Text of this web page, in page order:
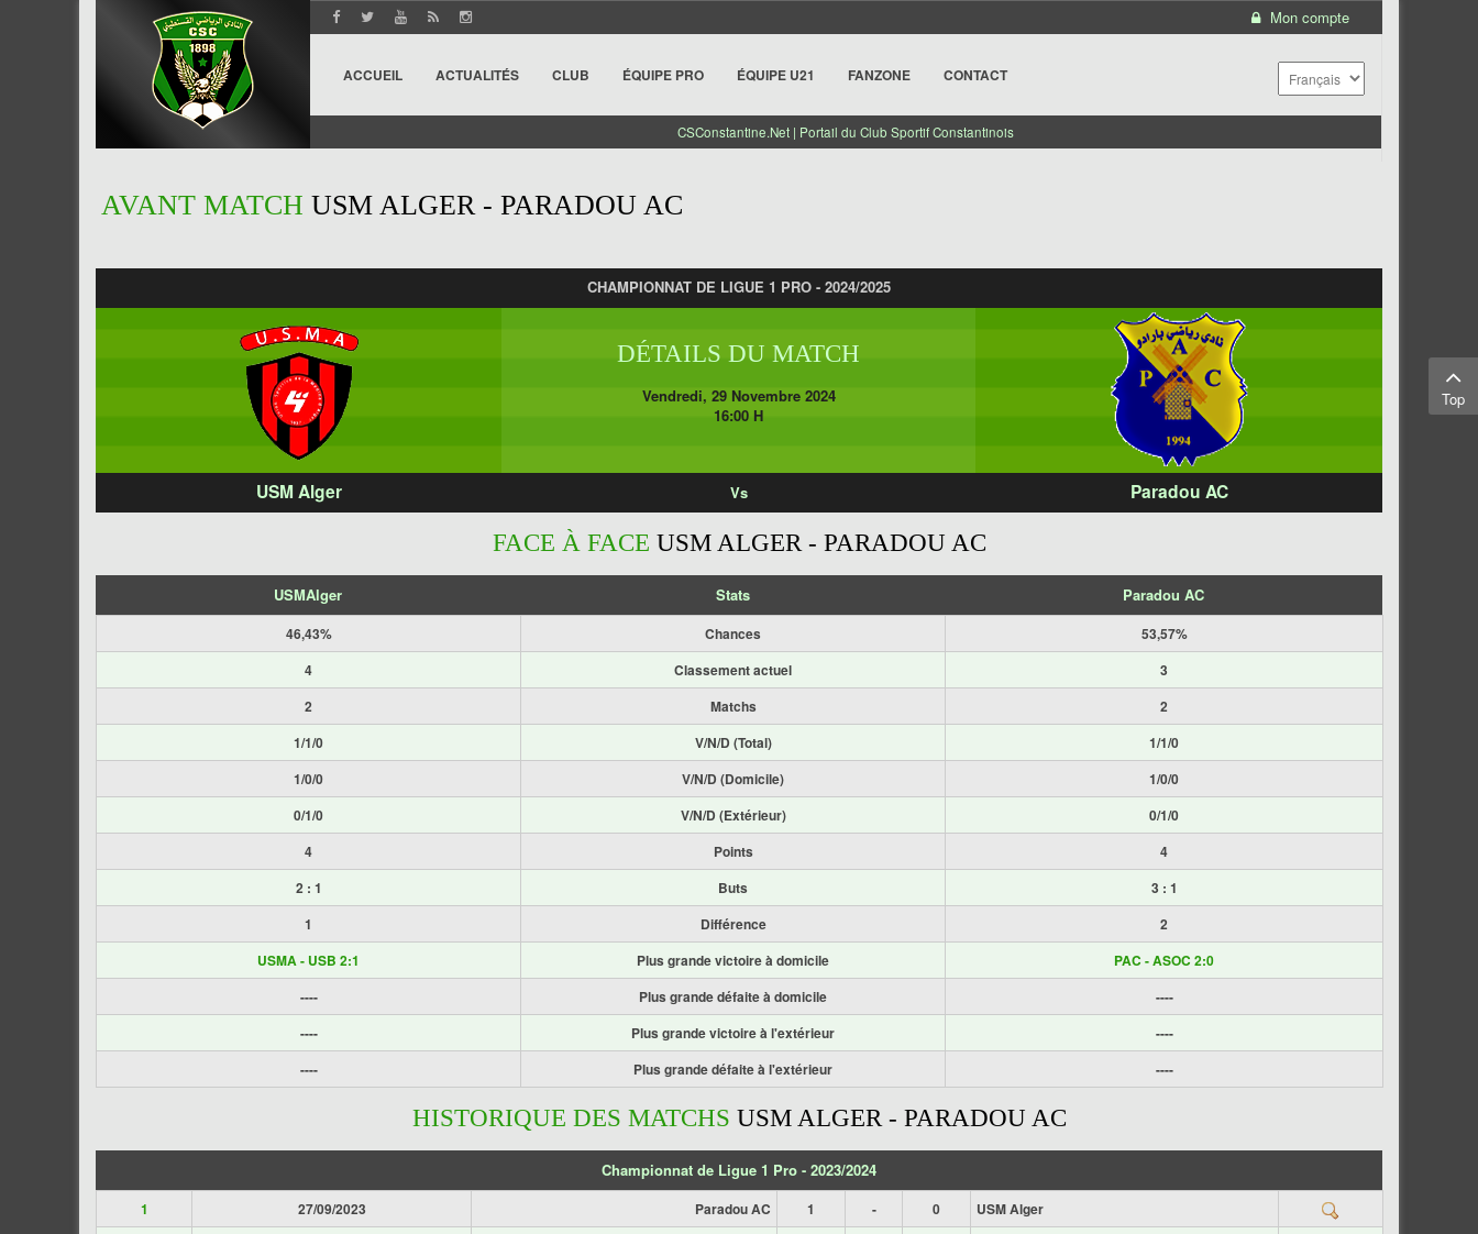
Mon compte
ACCUEIL ACTUALITÉS CLUB ÉQUIPE PRO ÉQUIPE U21 FANZONE CONTACT
CSConstantine.Net | Portail du Club Sportif Constantinois
AVANT MATCH USM ALGER - PARADOU AC
CHAMPIONNAT DE LIGUE 1 PRO - 2024/2025
DÉTAILS DU MATCH
Vendredi, 29 Novembre 2024
16:00 H
USM Alger Vs Paradou AC
FACE À FACE USM ALGER - PARADOU AC
USMAlger Stats Paradou AC
46,43% Chances
53,57%
4
Classement actuel
3
2
Matchs
2
1/1/0
V/N/D (Total)
1/1/0
1/0/0
V/N/D (Domicile)
1/0/0
0/1/0
V/N/D (Extérieur)
0/1/0
4
Points
4
2 : 1
Buts
3 : 1
1
Différence
2
USMA - USB 2:1
Plus grande victoire à domicile
PAC - ASOC 2:0
----
Plus grande défaite à domicile
----
----
Plus grande victoire à l'extérieur
----
----
Plus grande défaite à l'extérieur ----
HISTORIQUE DES MATCHS USM ALGER - PARADOU AC
Championnat de Ligue 1 Pro - 2023/2024
1 27/09/2023 Paradou AC 1 - 0
USM Alger
Top